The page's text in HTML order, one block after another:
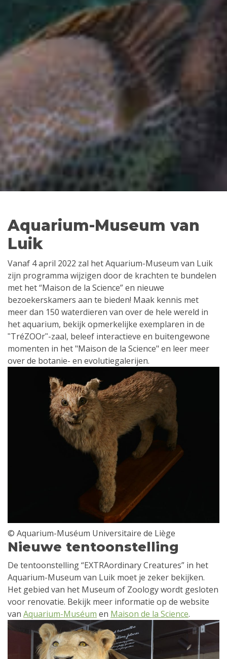
Aquarium-Museum van
Luik
Vanaf 4 april 2022 zal het Aquarium-Museum van Luik
zijn programma wijzigen door de krachten te bundelen
met het “Maison de la Science” en nieuwe
bezoekerskamers aan te bieden! Maak kennis met
meer dan 150 waterdieren van over de hele wereld in
het aquarium, bekijk opmerkelijke exemplaren in de
ʺTréZOOrʺ-zaal, beleef interactieve en buitengewone
momenten in het "Maison de la Science" en leer meer
over de botanie- en evolutiegalerijen.
© Aquarium-Muséum Universitaire de Liège
Nieuwe tentoonstelling
De tentoonstelling “EXTRAordinary Creatures” in het
Aquarium-Museum van Luik moet je zeker bekijken.
Het gebied van het Museum of Zoology wordt gesloten
voor renovatie. Bekijk meer informatie op de website
van Aquarium-Muséum en Maison de la Science.